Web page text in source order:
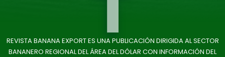
REVISTA BANANA EXPORT ES UNA PUBLICACIÓN DIRIGIDA AL SECTOR
BANANERO REGIONAL DEL ÁREA DEL DÓLAR CON INFORMACIÓN DEL